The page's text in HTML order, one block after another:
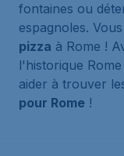
fontaines ou
espagnoles.
pizza à Rome !
l'historique
aider à trouver
pour Rome !